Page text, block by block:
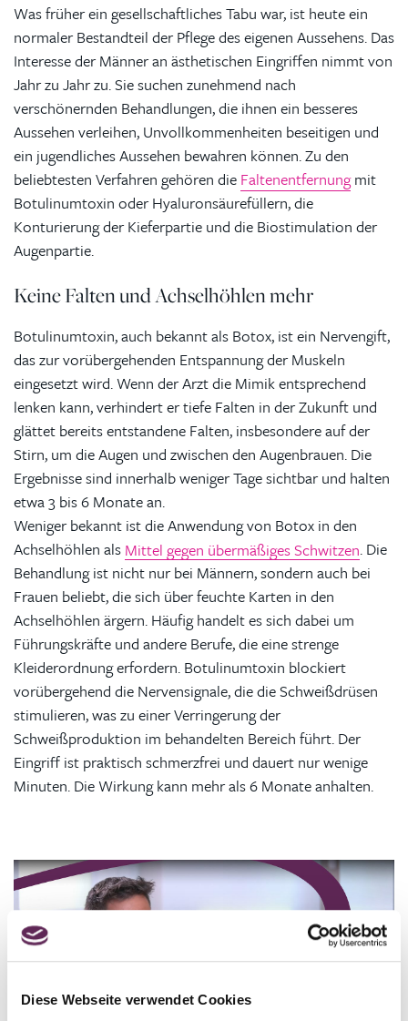
Diese Webseite verwendet Cookies
Was früher ein gesellschaftliches Tabu war, ist heute ein
normaler Bestandteil der Pflege des eigenen Aussehens. Das
Interesse der Männer an ästhetischen Eingriffen nimmt von
Jahr zu Jahr zu. Sie suchen zunehmend nach
verschönernden Behandlungen, die ihnen ein besseres
Aussehen verleihen, Unvollkommenheiten beseitigen und
ein jugendliches Aussehen bewahren können. Zu den
beliebtesten Verfahren gehören die Faltenentfernungmit
Botulinumtoxin oder Hyaluronsäurefüllern, die
Konturierung der Kieferpartie und die Biostimulation der
Augenpartie.
Keine Falten und Achselhöhlen mehr
Botulinumtoxin, auch bekannt als Botox, ist ein Nervengift,
das zur vorübergehenden Entspannung der Muskeln
eingesetzt wird. Wenn der Arzt die Mimik entsprechend
lenken kann, verhindert er tiefe Falten in der Zukunft und
glättet bereits entstandene Falten, insbesondere auf der
Stirn, um die Augen und zwischen den Augenbrauen. Die
Ergebnisse sind innerhalb weniger Tage sichtbar und halten
etwa 3 bis 6 Monate an.
Weniger bekannt ist die Anwendung von Botox in den
Achselhöhlen als Mittel gegen übermäßiges Schwitzen. Die
Behandlung ist nicht nur bei Männern, sondern auch bei
Frauen beliebt, die sich über feuchte Karten in den
Achselhöhlen ärgern. Häufig handelt es sich dabei um
Führungskräfte und andere Berufe, die eine strenge
Kleiderordnung erfordern. Botulinumtoxin blockiert
vorübergehend die Nervensignale, die die Schweißdrüsen
stimulieren, was zu einer Verringerung der
Schweißproduktion im behandelten Bereich führt. Der
Eingriff ist praktisch schmerzfrei und dauert nur wenige
Minuten. Die Wirkung kann mehr als 6 Monate anhalten.